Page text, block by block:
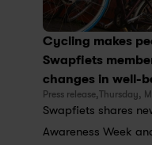
Cycling makes
Swapfiets
changes in well-
Press release,Thursday,
Swapfiets shares
Awareness Week